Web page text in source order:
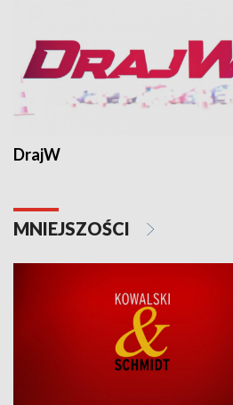
DrajW
MNIEJSZOŚCI